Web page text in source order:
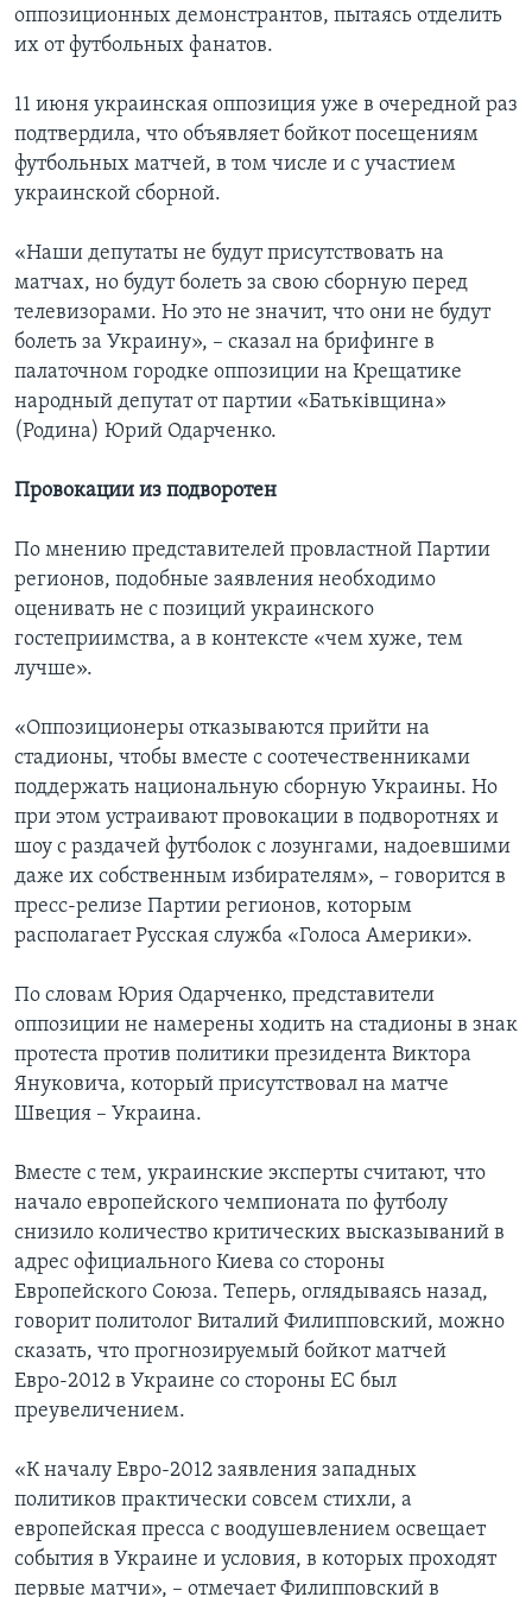
оппозиционных демонстрантов, пытаясь отделить
их от футбольных фанатов.
11 июня украинская оппозиция уже в очередной раз
подтвердила, что объявляет бойкот посещениям
футбольных матчей, в том числе и с участием
украинской сборной.
«Наши депутаты не будут присутствовать на
матчах, но будут болеть за свою сборную перед
телевизорами. Но это не значит, что они не будут
болеть за Украину», – сказал на брифинге в
палаточном городке оппозиции на Крещатике
народный депутат от партии «Батьківщина»
(Родина) Юрий Одарченко.
Провокации из подворотен
По мнению представителей провластной Партии
регионов, подобные заявления необходимо
оценивать не с позиций украинского
гостеприимства, а в контексте «чем хуже, тем
лучше».
«Оппозиционеры отказываются прийти на
стадионы, чтобы вместе с соотечественниками
поддержать национальную сборную Украины. Но
при этом устраивают провокации в подворотнях и
шоу с раздачей футболок с лозунгами, надоевшими
даже их собственным избирателям», – говорится в
пресс-релизе Партии регионов, которым
располагает Русская служба «Голоса Америки».
По словам Юрия Одарченко, представители
оппозиции не намерены ходить на стадионы в знак
протеста против политики президента Виктора
Януковича, который присутствовал на матче
Швеция – Украина.
Вместе с тем, украинские эксперты считают, что
начало европейского чемпионата по футболу
снизило количество критических высказываний в
адрес официального Киева со стороны
Европейского Союза. Теперь, оглядываясь назад,
говорит политолог Виталий Филипповский, можно
сказать, что прогнозируемый бойкот матчей
Евро-2012 в Украине со стороны ЕС был
преувеличением.
«К началу Евро-2012 заявления западных
политиков практически совсем стихли, а
европейская пресса с воодушевлением освещает
события в Украине и условия, в которых проходят
первые матчи», – отмечает Филипповский в